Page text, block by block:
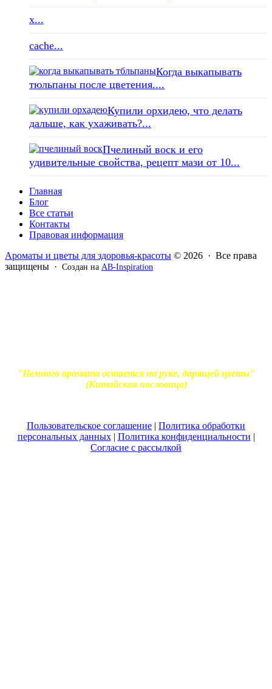
x...
cache...
Когда выкапывать
тюльпаны после цветения....
Купили орхидею, что делать
дальше, как ухаживать?...
Пчелиный воск и его
удивительные свойства, рецепт мази от 10...
Главная
Блог
Все статьи
Контакты
Правовая информация
Ароматы и цветы для здоровья-красоты © 2026 · Все права
защищены · Создан на AB-Inspiration
"Немного аромата остается на руке, дарящей цветы"
(Китайская пословица)
Пользовательское соглашение | Политика обработки
персональных данных| Политика конфиденциальности |
Согласие с рассылкой